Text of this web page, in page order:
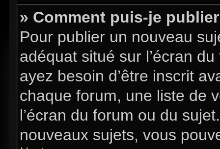
» Comment puis-je
Pour publier un nouveau
adéquat situé sur l’écran
ayez besoin d’être inscrit
chaque forum, une liste de
l’écran du forum ou du
nouveaux sujets, vous